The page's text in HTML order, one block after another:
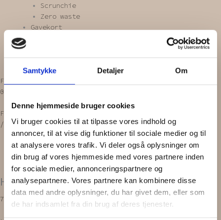
Samtykke Detaljer Om
Denne hjemmeside bruger cookies
Vi bruger cookies til at tilpasse vores indhold og
annoncer, til at vise dig funktioner til sociale medier og til
at analysere vores trafik. Vi deler også oplysninger om
din brug af vores hjemmeside med vores partnere inden
for sociale medier, annonceringspartnere og
analysepartnere. Vores partnere kan kombinere disse
data med andre oplysninger, du har givet dem, eller som
de har indsamlet fra din brug af deres tjenester.
Scrunchie
Zero waste
Gavekort
INSPIRATION
OM OS
Vipps MobilPay Kassen
Facebook
0,00
Forside
/spænder/ Hårnåle / HÅRNÅLE | m. perler, 3. stk.
HÅRNÅLE | m. perler, 3. stk.
75,00